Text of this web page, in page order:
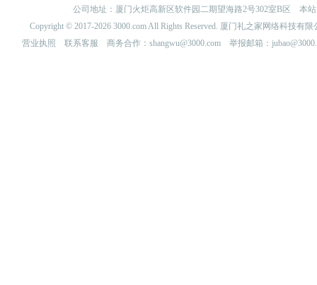
公司地址：厦门火炬高新区软件园二期望海路2号302室B区 本
Copyright © 2017-2026 3000.com All Rights Reserved. 厦门礼之家网络科技
营业执照
联系客服 商务合作：shangwu@3000.com 举报邮箱：